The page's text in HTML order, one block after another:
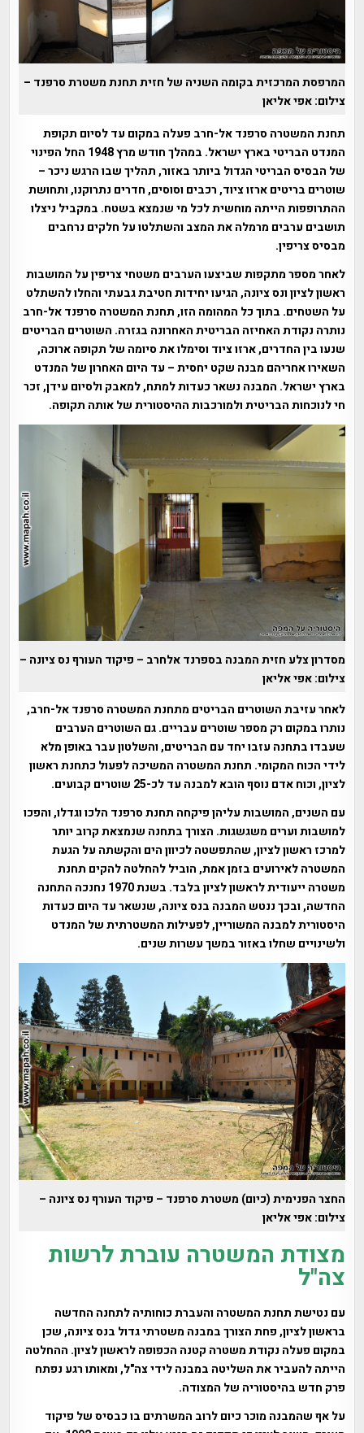
המרפסת המרכזית בקומה השניה של חזית תחנת משטרת סרפנד –
צילום: אפי אליאן
תחנת המשטרה סרפנד אל-חרב פעלה במקום עד לסיום תקופת
המנדט הבריטי בארץ ישראל. במהלך חודש מרץ 1948 החל הפינוי
של הבסיס הבריטי הגדול ביותר באזור, תהליך שבו הרגש ניכר –
שוטרים בריטים ארזו ציוד, רכבים וסוסים, חדרים נתרוקנו, ותחושת
ההתרופפות הייתה מוחשית לכל מי שנמצא בשטח. במקביל ניצלו
תושבים ערבים מרמלה את המצב והשתלטו על חלקים נרחבים
מבסיס צריפין.
לאחר מספר מתקפות שביצעו הערבים משטחי צריפין על המושבות
ראשון לציון ונס ציונה, הגיעו יחידות חטיבת גבעתי והחלו להשתלט
על השטחים. בתוך כל המהומה הזו, תחנת המשטרה סרפנד אל-חרב
נותרה נקודת האחיזה הבריטית האחרונה בגזרה. השוטרים הבריטים
שנעו בין החדרים, ארזו ציוד וסימלו את סיומה של תקופה ארוכה,
השאירו אחריהם מבנה שקט יחסית – עד היום האחרון של המנדט
בארץ ישראל. המבנה נשאר כעדות למתח, למאבק ולסיום עידן, זכר
חי לנוכחות הבריטית ולמורכבות ההיסטורית של אותה תקופה.
מסדרון צלע חזית המבנה בספרנד אלחרב – פיקוד העורף נס ציונה –
צילום: אפי אליאן
לאחר עזיבת השוטרים הבריטים מתחנת המשטרה סרפנד אל-חרב,
נותרו במקום רק מספר שוטרים עבריים. גם השוטרים הערבים
שעבדו בתחנה עזבו יחד עם הבריטים, והשלטון עבר באופן מלא
לידי הכוח המקומי. תחנת המשטרה המשיכה לפעול כתחנת ראשון
לציון, וכוח אדם נוסף הובא למבנה עד לכ-25 שוטרים קבועים.
עם השנים, המושבות עליהן פיקחה תחנת סרפנד הלכו וגדלו, והפכו
למושבות וערים משגשגות. הצורך בתחנה שנמצאת קרוב יותר
למרכז ראשון לציון, שהתפשטה לכיוון הים והקשתה על הגעת
המשטרה לאירועים בזמן אמת, הוביל להחלטה להקים תחנת
משטרה ייעודית לראשון לציון בלבד. בשנת 1970 נחנכה התחנה
החדשה, ובכך ננטש המבנה בנס ציונה, שנשאר עד היום כעדות
היסטורית למבנה המשוריין, לפעילות המשטרתית של המנדט
ולשינויים שחלו באזור במשך עשרות שנים.
החצר הפנימית (כיום) משטרת סרפנד – פיקוד העורף נס ציונה –
צילום: אפי אליאן
מצודת המשטרה עוברת לרשות
צה"ל
עם נטישת תחנת המשטרה והעברת כוחותיה לתחנה החדשה
בראשון לציון, פחת הצורך במבנה משטרתי גדול בנס ציונה, שכן
במקום פעלה נקודת משטרה קטנה הכפופה לראשון לציון. ההחלטה
הייתה להעביר את השליטה במבנה לידי צה"ל, ומאותו רגע נפתח
פרק חדש בהיסטוריה של המצודה.
על אף שהמבנה מוכר כיום לרוב המשרתים בו כבסיס של פיקוד